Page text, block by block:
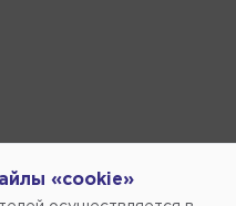
«cookie»